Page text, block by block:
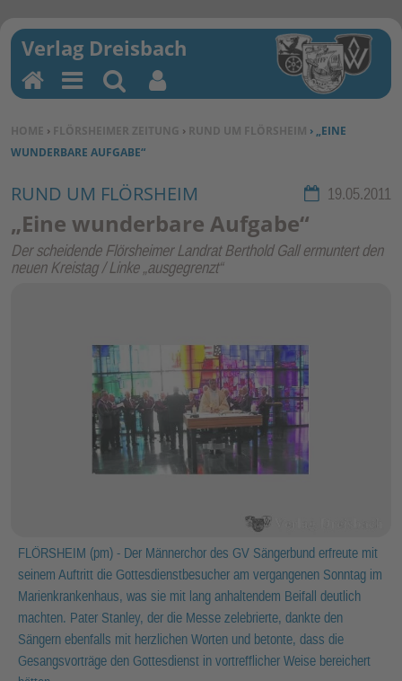
SIE BEFINDEN SICH HIER:
HOME › FLÖRSHEIMER ZEITUNG › RUND UM FLÖRSHEIM › „EINE
WUNDERBARE AUFGABE“
Rubrik:
RUND UM FLÖRSHEIM 19.05.2011
„Eine wunderbare Aufgabe“
Der scheidende Flörsheimer Landrat Berthold Gall ermuntert den
neuen Kreistag / Linke „ausgegrenzt“
FLÖRSHEIM (pm) - Der Männerchor des GV Sängerbund erfreute mit
seinem Auftritt die Gottesdienstbesucher am vergangenen Sonntag im
Marienkrankenhaus, was sie mit lang anhaltendem Beifall deutlich
machten. Pater Stanley, der die Messe zelebrierte, dankte den
Sängern ebenfalls mit herzlichen Worten und betonte, dass die
Gesangsvorträge den Gottesdienst in vortrefflicher Weise bereichert
H
o
m
M
en
u
Su
ch
en
Be
nu
tz
un
kti
on
en